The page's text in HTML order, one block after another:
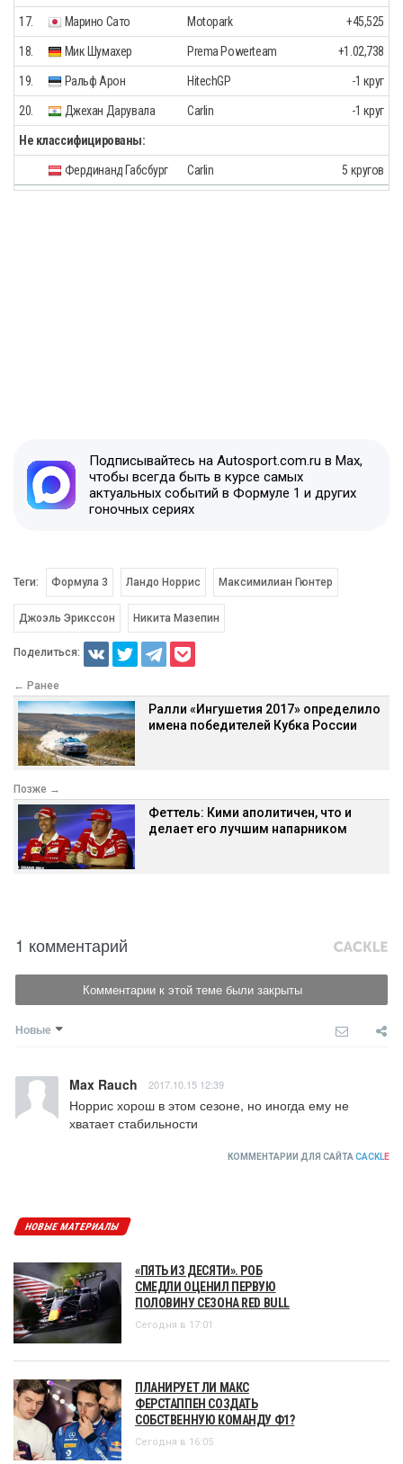
17. Марино Сато Motopark +45,525
18. Мик Шумахер Prema Powerteam +1.02,738
19. Ральф Арон HitechGP -1 круг
20. Джехан Дарувала Carlin -1 круг
Не классифицированы:
Фердинанд Габсбург Carlin 5 кругов
Подписывайтесь на Autosport.com.ru в Max,
чтобы всегда быть в курсе самых
актуальных событий в Формуле 1 и других
гоночных сериях
Теги: Формула 3 Ландо Норрис Максимилиан Гюнтер
Джоэль Эрикссон Никита Мазепин
Поделиться:
← Ранее
Ралли «Ингушетия 2017» определило
имена победителей Кубка России
Позже →
Феттель: Кими аполитичен, что и
делает его лучшим напарником
1 комментарий
Комментарии к этой теме были закрыты
Новые
Max Rauch 2017.10.15 12:39
Норрис хорош в этом сезоне, но иногда ему не
хватает стабильности
КОММЕНТАРИИ ДЛЯ САЙТА CACKLE
НОВЫЕ МАТЕРИАЛЫ
«ПЯТЬ ИЗ ДЕСЯТИ». РОБ
СМЕДЛИ ОЦЕНИЛ ПЕРВУЮ
ПОЛОВИНУ СЕЗОНА RED BULL
Сегодня в 17:01
ПЛАНИРУЕТ ЛИ МАКС
ФЕРСТАППЕН СОЗДАТЬ
СОБСТВЕННУЮ КОМАНДУ Ф1?
Сегодня в 16:05